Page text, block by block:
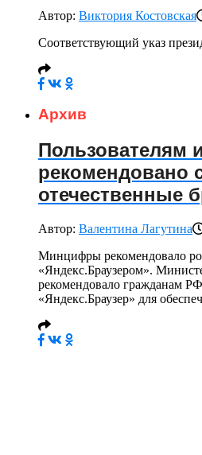
Автор: Виктория Костовская
Соответствующий указ
Архив
Пользователям
рекомендовано
отечественные
Автор: Валентина Лагутина
Минцифры рекомендовало
«Яндекс.Браузером».
рекомендовало гражданам
«Яндекс.Браузер» для